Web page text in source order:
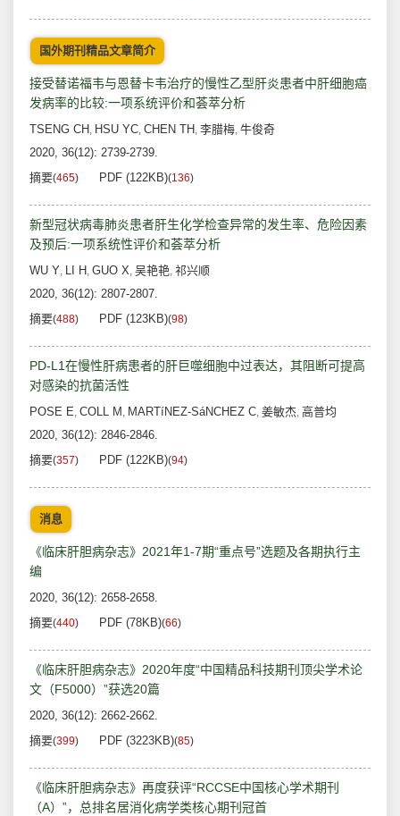
国外期刊精品文章简介
接受替诺福韦与恩替卡韦治疗的慢性乙型肝炎患者中肝细胞癌
发病率的比较:一项系统评价和荟萃分析
TSENG CH , HSU YC, CHEN TH , 李腊梅, 牛俊奇
2020, 36(12): 2739-2739.
摘要(465) PDF (122KB)(136)
新型冠状病毒肺炎患者肝生化学检查异常的发生率、危险因素
及预后:一项系统性评价和荟萃分析
WU Y, LI H , GUO X, 吴艳艳, 祁兴顺
2020, 36(12): 2807-2807.
摘要(488) PDF (123KB)(98)
PD-L1在慢性肝病患者的肝巨噬细胞中过表达，其阻断可提高
对感染的抗菌活性
POSE E, COLL M , MARTíNEZ-SáNCHEZ C, 姜敏杰, 高普均
2020, 36(12): 2846-2846.
摘要(357) PDF (122KB)(94)
消息
《临床肝胆病杂志》2021年1-7期“重点号”选题及各期执行主
编
2020, 36(12): 2658-2658.
摘要(440) PDF (78KB)(66)
《临床肝胆病杂志》2020年度“中国精品科技期刊顶尖学术论
文（F5000）”获选20篇
2020, 36(12): 2662-2662.
摘要(399) PDF (3223KB)(85)
《临床肝胆病杂志》再度获评“RCCSE中国核心学术期刊
（A）”，总排名居消化病学类核心期刊冠首